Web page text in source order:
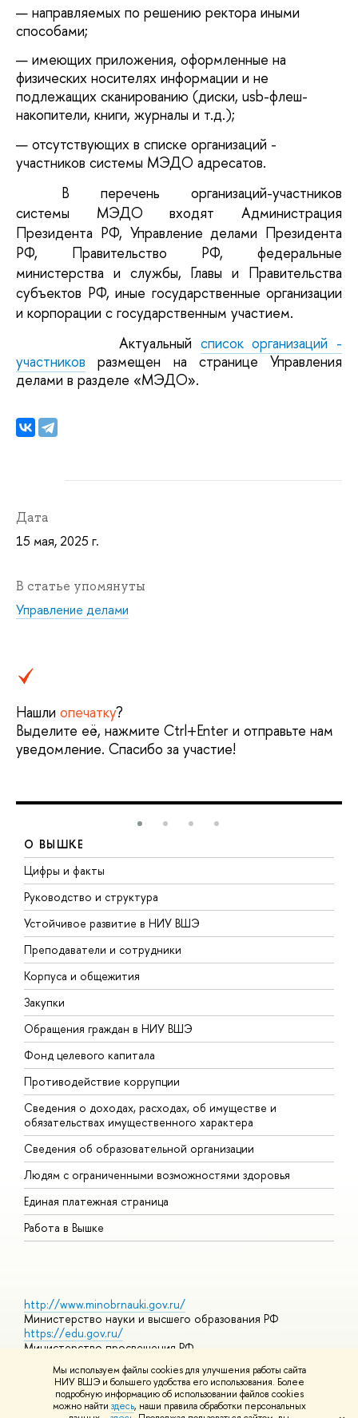
Мы используем файлы cookies для улучшения работы сайта
НИУ ВШЭ и большего удобства его использования. Более
подробную информацию об использовании файлов cookies
можно найти здесь, наши правила обработки персональных
направляемых по решению ректора иными
способами;
имеющих приложения, оформленные на
физических носителях информации и не
подлежащих сканированию (диски, usb-флеш-
накопители, книги, журналы и т.д.);
отсутствующих в списке организаций -
участников системы МЭДО адресатов.
В перечень организаций-участников
системы МЭДО входят Администрация
Президента РФ, Управление делами Президента
РФ, Правительство РФ, федеральные
министерства и службы, Главы и Правительства
субъектов РФ, иные государственные организации
и корпорации с государственным участием.
Актуальный список организаций -
участников размещен на странице Управления
делами в разделе «МЭДО».
Дата
15 мая, 2025 г.
В статье упомянуты
Управление делами
Нашли опечатку?
Выделите её, нажмите Ctrl+Enter и отправьте нам
уведомление. Спасибо за участие!
О ВЫШКЕ
Цифры и факты
Руководство и структура
Устойчивое развитие в НИУ ВШЭ
Преподаватели и сотрудники
Корпуса и общежития
Закупки
Обращения граждан в НИУ ВШЭ
Фонд целевого капитала
Противодействие коррупции
Сведения о доходах, расходах, об имуществе и
обязательствах имущественного характера
Сведения об образовательной организации
Людям с ограниченными возможностями здоровья
Единая платежная страница
Работа в Вышке
http://www.minobrnauki.gov.ru/
Министерство науки и высшего образования РФ
https://edu.gov.ru/
Министерство просвещения РФ
Массовые открытые онлайн-курсы